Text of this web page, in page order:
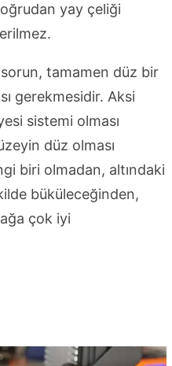
yay çeliği
tamamen düz bir
gerekmesidir. Aksi
sistemi olması
düz olması
biri olmadan, altındaki
büküleceğinden,
çok iyi